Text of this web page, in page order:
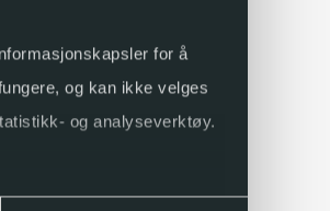
for å
og kan ikke velges
og analyseverktøy.